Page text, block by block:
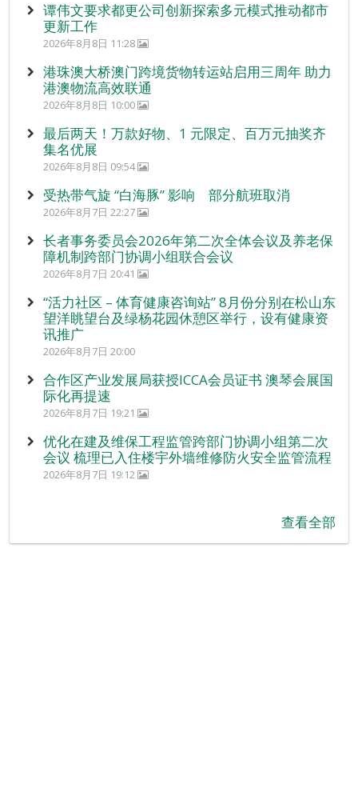
谭伟文要求都更公司创新探索多元模式推动都市
更新工作
2026年8月8日 11:28
港珠澳大桥澳门跨境货物转运站启用三周年 助力
港澳物流高效联通
2026年8月8日 10:00
最后两天！万款好物、1 元限定、百万元抽奖齐
集名优展
2026年8月8日 09:54
受热带气旋 “白海豚” 影响 部分航班取消
2026年8月7日 22:27
长者事务委员会2026年第二次全体会议及养老保
障机制跨部门协调小组联合会议
2026年8月7日 20:41
“活力社区 – 体育健康咨询站” 8月份分别在松山东
望洋眺望台及绿杨花园休憩区举行，设有健康资
讯推广
2026年8月7日 20:00
合作区产业发展局获授ICCA会员证书 澳琴会展国
际化再提速
2026年8月7日 19:21
优化在建及维保工程监管跨部门协调小组第二次
会议 梳理已入住楼宇外墙维修防火安全监管流程
2026年8月7日 19:12
查看全部